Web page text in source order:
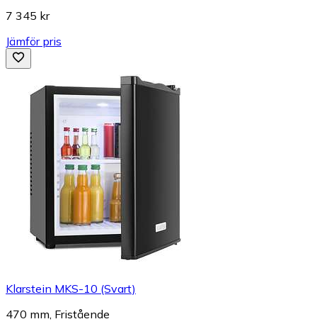
7 345 kr
Jämför pris
Klarstein MKS-10 (Svart)
470 mm, Fristående